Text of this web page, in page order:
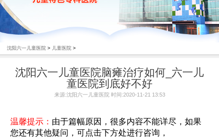
沈阳六一儿童医院 > 儿童医院 >
沈阳六一儿童医院脑瘫治疗如何_六一儿
童医院到底好不好
来源:沈阳六一儿童医院 时间:2020-11-21 13:53
温馨提示： 由于篇幅原因，很多内容不能详尽，如果
您还有其他疑问，可点击下方处进行咨询，